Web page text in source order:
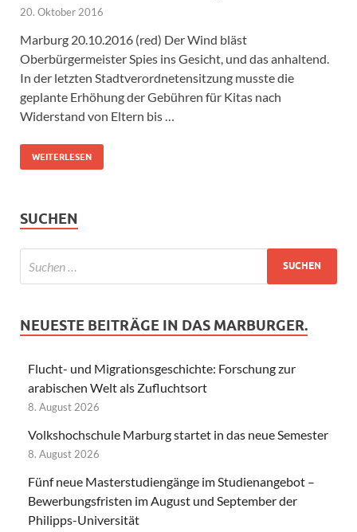
20. Oktober 2016
Marburg 20.10.2016 (red) Der Wind bläst
Oberbürgermeister Spies ins Gesicht, und das anhaltend.
In der letzten Stadtverordnetensitzung musste die
geplante Erhöhung der Gebühren für Kitas nach
Widerstand von Eltern bis …
WEITERLESEN
SUCHEN
NEUESTE BEITRÄGE IN DAS MARBURGER.
Flucht- und Migrationsgeschichte: Forschung zur
arabischen Welt als Zufluchtsort
8. August 2026
Volkshochschule Marburg startet in das neue Semester
8. August 2026
Fünf neue Masterstudiengänge im Studienangebot –
Bewerbungsfristen im August und September der
Philipps-Universität